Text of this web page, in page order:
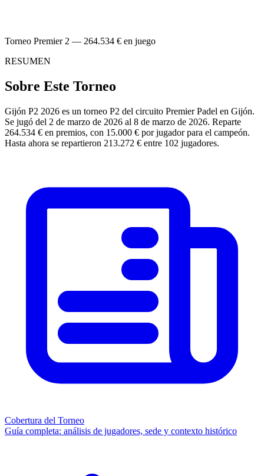
Torneo Premier 2 — 264.534 € en juego
RESUMEN
Sobre Este Torneo
Gijón P2 2026 es un torneo P2 del circuito Premier Padel en Gijón.
Se jugó del 2 de marzo de 2026 al 8 de marzo de 2026. Reparte
264.534 € en premios, con 15.000 € por jugador para el campeón.
Hasta ahora se repartieron 213.272 € entre 102 jugadores.
Cobertura del Torneo
Guía completa: análisis de jugadores, sede y contexto histórico